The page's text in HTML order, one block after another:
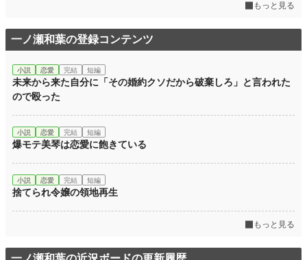
もっと見る
一ノ瀬和葉の登録コンテンツ
小説 恋愛 完結 短編
未来から来た自分に「その婚約クソだから破棄しろ」と言われた
ので殴った
小説 恋愛 完結 短編
爆モテ美琴は恋愛に飽きている
小説 恋愛 完結 短編
捨てられ令嬢の領地再生
もっと見る